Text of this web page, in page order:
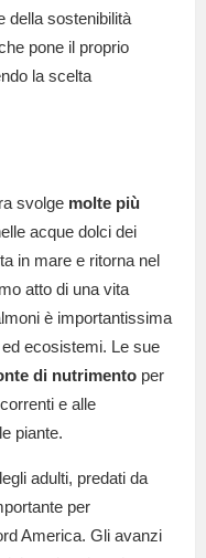
della sostenibilità
pone il proprio
la scelta
svolge molte più
acque dolci dei
in mare e ritorna nel
atto di una vita
è importantissima
ecosistemi. Le sue
di nutrimento per
e alle
piante.
adulti, predati da
per
America. Gli avanzi